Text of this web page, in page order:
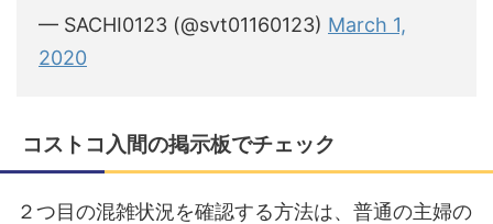
— SACHI0123 (@svt01160123) March 1,
2020
コストコ入間の掲示板でチェック
２つ目の混雑状況を確認する方法は、普通の主婦の